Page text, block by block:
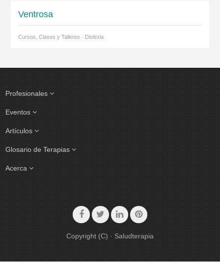
Ventrosa
Cursos, Clases y Talleres · Dislexia
Profesionales
Eventos
Artículos
Glosario de Terapias
Acerca
Copyright (C) · Saludterapia